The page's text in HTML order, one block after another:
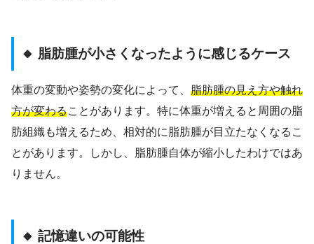
🔸 脂肪腫が小さくなったように感じるケース
体重の変動や姿勢の変化によって、 脂肪腫の見え方や触れ
方が変わることがあります。特に体重が増えると周囲の脂
肪組織も増えるため、相対的に脂肪腫が目立たなくなるこ
とがあります。しかし、脂肪腫自体が縮小したわけではあ
りません。
🔸 記憶違いの可能性